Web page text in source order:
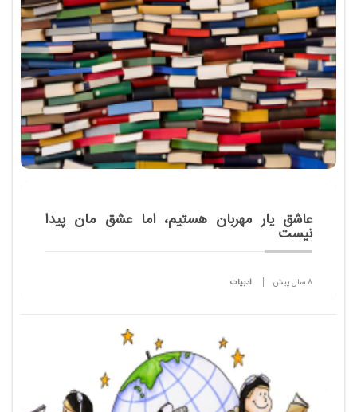
حد جایگاهی بزرگ و ویژ...
عاشق یار مهربان هستیم، اما عشق مان پیدا
نیست
8 سال پیش ادبیات
خواننده ای این سوال مطرح می شود که به راستی سرانه
مطالعه در کشوری هم چون ایران با فرهنگ غنی و تاریخ
چند هزار ساله، چقدر است؟